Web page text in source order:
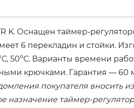
K. Оснащен таймер-
6 перекладин и стойки.
Варианты времени
крючками. Гарантия — 60
покупателя вносить
назначение таймер-